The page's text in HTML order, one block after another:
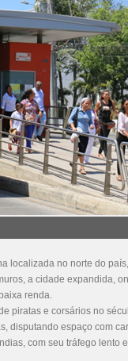
localizada no norte do
a cidade expandida,
renda.
piratas e corsários no
disputando espaço com
com seu tráfego lento